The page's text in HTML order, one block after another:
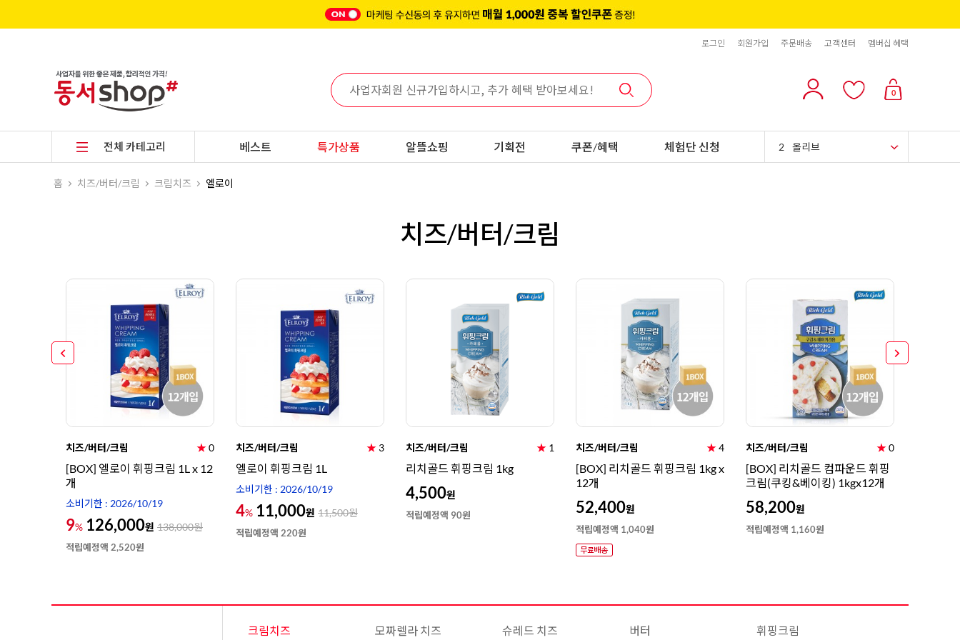
로그인 회원가입 주문배송 고객센터 멤버십 혜택
0
전체 카테고리 베스트 특가상품 알뜰쇼핑 기획전 쿠폰/혜택 체험단 신청
리치스 올리브
2 올리브
팥
크림치즈
쿠키파우더
리치스 올리브
그래놀라
홈 치즈/버터/크림 크림치즈 엘로이
치즈/버터/크림
치즈/버터/크림 ★0
[BOX] 엘로이 휘핑크림 1L x 12
개
소비기한 : 2026/10/19
9% 126,000원 138,000원
적립예정액 2,520원
치즈/버터/크림 ★ 3
엘로이 휘핑크림 1L
소비기한 : 2026/10/19
4% 11,000원 11,500원
적립예정액 220원
치즈/버터/크림 ★ 1
리치골드 휘핑크림 1kg
4,500원
적립예정액 90원
치즈/버터/크림 ★4
[BOX] 리치골드 휘핑크림 1kg x
12개
52,400원
적립예정액 1,040원
치즈/버터/크림 ★0
[BOX] 리치골드 컴파운드 휘핑
크림(쿠킹&베이킹) 1kgx12개
58,200원
적립예정액 1,160원
크림치즈 모짜렐라 치즈 슈레드 치즈 버터 휘핑크림